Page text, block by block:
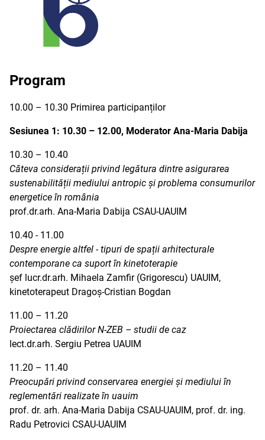
Program
10.00 – 10.30 Primirea participanților
Sesiunea 1: 10.30 – 12.00, Moderator Ana-Maria Dabija
10.30 – 10.40
Câteva considerații privind legătura dintre asigurarea
sustenabilității mediului antropic și problema consumurilor
energetice în românia
prof.dr.arh. Ana-Maria Dabija CSAU-UAUIM
10.40 - 11.00
Despre energie altfel - tipuri de spații arhitecturale
contemporane ca suport în kinetoterapie
șef lucr.dr.arh. Mihaela Zamfir (Grigorescu) UAUIM,
kinetoterapeut Dragoș-Cristian Bogdan
11.00 – 11.20
Proiectarea clădirilor N-ZEB – studii de caz
lect.dr.arh. Sergiu Petrea UAUIM
11.20 – 11.40
Preocupări privind conservarea energiei și mediului în
reglementări realizate în uauim
prof. dr. arh. Ana-Maria Dabija CSAU-UAUIM, prof. dr. ing.
Radu Petrovici CSAU-UAUIM